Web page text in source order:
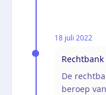
18 juli 2022
De
beroep